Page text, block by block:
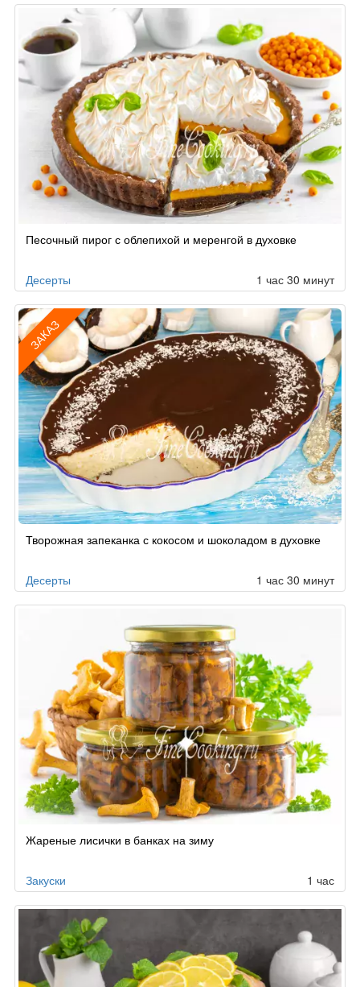
Песочный пирог с облепихой и меренгой в духовке
Десерты 1 час 30 минут
ЗАКАЗ
по
Творожная запеканка с кокосом и шоколадом в духовке
Десерты 1 час 30 минут
Жареные лисички в банках на зиму
Закуски 1 час